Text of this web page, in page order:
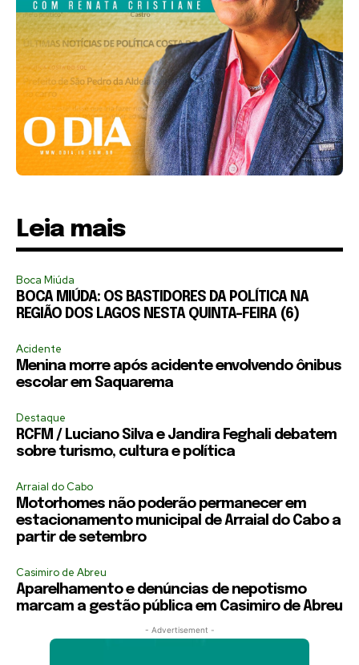
Leia mais
Boca Miúda
BOCA MIÚDA: OS BASTIDORES DA POLÍTICA NA
REGIÃO DOS LAGOS NESTA QUINTA-FEIRA (6)
Acidente
Menina morre após acidente envolvendo ônibus
escolar em Saquarema
Destaque
RCFM / Luciano Silva e Jandira Feghali debatem
sobre turismo, cultura e política
Arraial do Cabo
Motorhomes não poderão permanecer em
estacionamento municipal de Arraial do Cabo a
partir de setembro
Casimiro de Abreu
Aparelhamento e denúncias de nepotismo
marcam a gestão pública em Casimiro de Abreu
- Advertisement -